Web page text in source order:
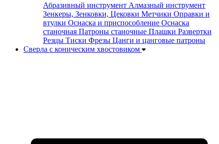
Абразивный инструмент Алмазный инструмент
Зенкеры, Зенковки, Цековки Метчики Оправки и
втулки Оснаска и приспособление Оснаска
станочная Патроны станочные Плашки Развертки
Резцы Тиски Фрезы Цанги и цанговые патроны
Сверла с коническим хвостовиком